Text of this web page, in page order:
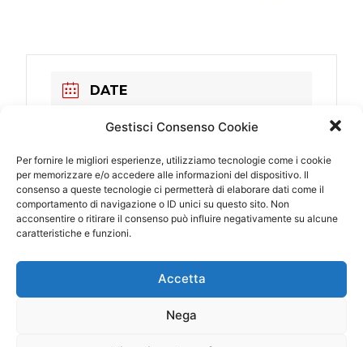
Gestisci Consenso Cookie
Per fornire le migliori esperienze, utilizziamo tecnologie come i cookie
per memorizzare e/o accedere alle informazioni del dispositivo. Il
consenso a queste tecnologie ci permetterà di elaborare dati come il
comportamento di navigazione o ID unici su questo sito. Non
acconsentire o ritirare il consenso può influire negativamente su alcune
caratteristiche e funzioni.
Accetta
Nega
DATE
Expired!
TIME
22:00 - 23:00
Livorno
Italy